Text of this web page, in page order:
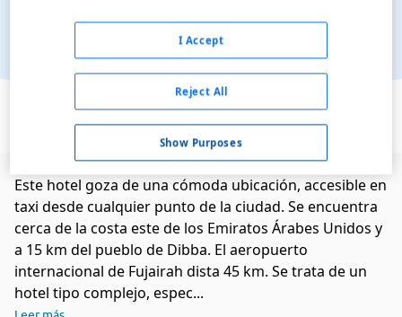
Ver en el mapa
Este hotel goza de una cómoda ubicación, accesible en
taxi desde cualquier punto de la ciudad. Se encuentra
cerca de la costa este de los Emiratos Árabes Unidos y
a 15 km del pueblo de Dibba. El aeropuerto
internacional de Fujairah dista 45 km. Se trata de un
hotel tipo complejo, espec...
Show Purposes
Reject All
I Accept